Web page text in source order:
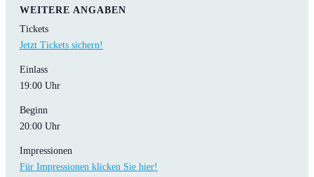
WEITERE ANGABEN
Tickets
Jetzt Tickets sichern!
Einlass
19:00 Uhr
Beginn
20:00 Uhr
Impressionen
Für Impressionen klicken Sie hier!